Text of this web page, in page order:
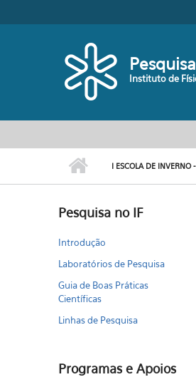
Instituto de
I ESCOLA DE INVERNO
Pesquisa no IF
Introdução
Laboratórios de Pesquisa
Guia de Boas Práticas
Científicas
Linhas de Pesquisa
Programas e Apoios